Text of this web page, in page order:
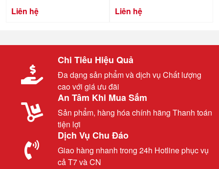
Liên hệ
Liên hệ
Chi Tiêu Hiệu Quả
Đa dạng sản phẩm và dịch vụ Chất lượng
cao với giá ưu đãi
An Tâm Khi Mua Sắm
Sản phẩm, hàng hóa chính hãng Thanh toán
tiện lợi
Dịch Vụ Chu Đáo
Giao hàng nhanh trong 24h Hotline phục vụ
cả T7 và CN